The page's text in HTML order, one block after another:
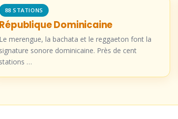
88 STATIONS
République Dominicaine
Le merengue, la bachata et le reggaeton font la
signature sonore dominicaine. Près de cent
stations …